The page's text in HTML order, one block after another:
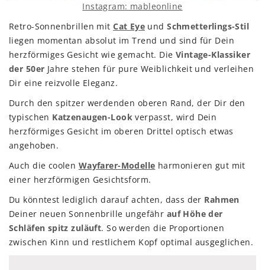
Instagram: mableonline
Retro-Sonnenbrillen mitCat Eye undSchmetterlings-Stil
liegen momentan absolut im Trend und sind für Dein
herzförmiges Gesicht wie gemacht. Die Vintage-Klassiker
der 50er Jahre stehen für pure Weiblichkeit und verleihen
Dir eine reizvolle Eleganz.
Durch den spitzer werdenden oberen Rand, der Dir den
typischen Katzenaugen-Lookverpasst, wird Dein
herzförmiges Gesicht im oberen Drittel optisch etwas
angehoben.
Auch die coolen Wayfarer-Modelle harmonieren gut mit
einer herzförmigen Gesichtsform.
Du könntest lediglich darauf achten, dass der Rahmen
Deiner neuen Sonnenbrille ungefähr auf Höhe der
Schläfen spitz zuläuft. So werden die Proportionen
zwischen Kinn und restlichem Kopf optimal ausgeglichen.